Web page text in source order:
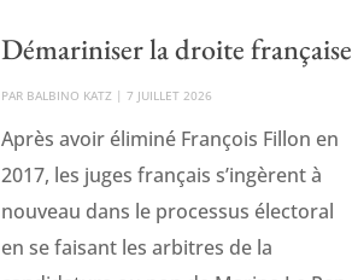
Démariniser la droite française
PAR BALBINO KATZ | 7 JUILLET 2026
Après avoir éliminé François Fillon en
2017, les juges français s’ingèrent à
nouveau dans le processus électoral
en se faisant les arbitres de la